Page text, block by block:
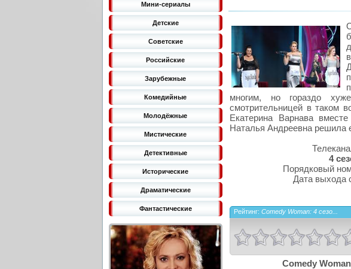
Мини-сериалы
Детские
Советские
Российские
Зарубежные
Комедийные
Молодёжные
Мистические
Детективные
Исторические
Драматические
Фантастические
многим, но гораздо
смотрительницей в таком
Екатерина Варнава
Наталья Андреевна решила
4
Порядковый
Дата выхода
Рейтинг: Comedy Woman: 4 сезо...
Comedy